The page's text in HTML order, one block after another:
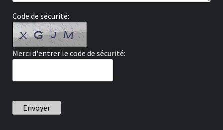
Code de sécurité:
Merci d'entrer le code de sécurité:
Envoyer